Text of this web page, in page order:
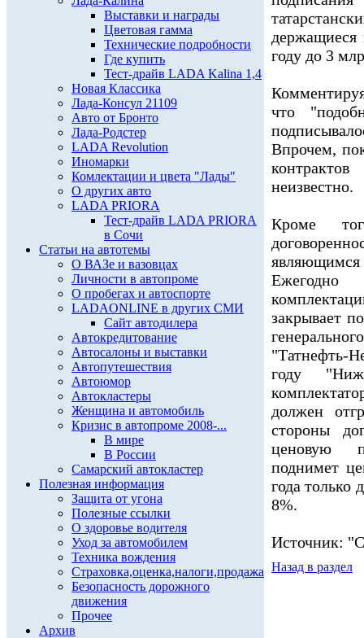
Выставки и награды
Цветовая гамма
Технические подробности
Где купить
Тест-драйв LADA Kalina 1,4
Новая Классика
Лада-Консул 21109
Авто от Бронто
Лада-Родстер
LADA Revolution
Иномарки
Комлектации и цвета "Лады"
О других авто
LADA PRIORA
Тест-драйв LADA PRIORA
в Сочи
Статьи на автотемы
О ВАЗе и вазовцах
Личности в автопроме
О пробегах и автоспорте
LADAONLINE в других СМИ
Сайт автодилера
Автокредитование
Автосалоны и выставки
Автопутешествия
Автоюмор
Автокластеры
Женщина и автомобиль
Кризис в автопроме 2008-...
В мире
В России
Самарский автокластер
Полезная информация
Защита от угона
Полезные ссылки
О здоровье водителя
Уход за автомобилем
Техника вождения
Страховка,оценка,налоги,продажа
Безопасность дорожного
движения
Прочее
Архив
году до 3
что
Впрочем,
неизвестно.
Кроме
Ежегодно
закрывает
"Татнефть-
году
должен
стороны
ценовую
поднимет
года только
8%.
Источник:
Назад в раздел